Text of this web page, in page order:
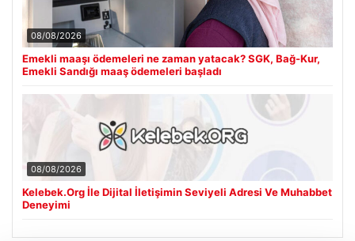
08/08/2026
Emekli maaşı ödemeleri ne zaman yatacak? SGK, Bağ-Kur,
Emekli Sandığı maaş ödemeleri başladı
08/08/2026
Kelebek.Org İle Dijital İletişimin Seviyeli Adresi Ve Muhabbet
Deneyimi